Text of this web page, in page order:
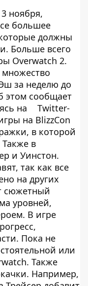
ноября,
большее
должны
Больше всего
Overwatch 2.
за неделю до
этом сообщает
на
Twitter-
на BlizzCon
в которой
в
и Уинстон.
так как все
на других
сюжетный
уровней,
В игре
Пока не
или
Также
Например,